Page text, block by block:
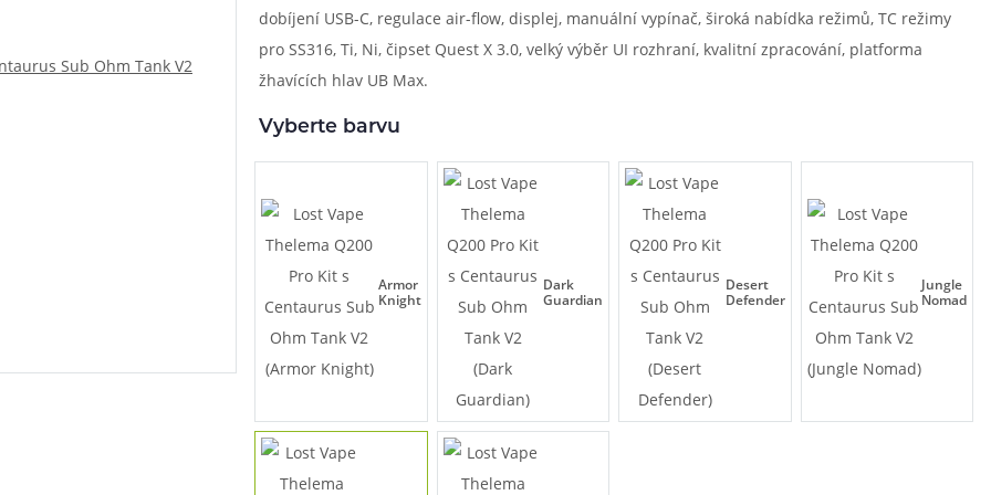
podle čeho se rozhodnout
než si myslíte
dobíjení USB-C, regulace air-flow, displej, manuální vypínač, široká nabídka režimů, TC režimy
pro SS316, Ti, Ni, čipset Quest X 3.0, velký výběr UI rozhraní, kvalitní zpracování, platforma
žhavících hlav UB Max.
Vyberte barvu
Armor
Knight
Dark
Guardian
Desert
Defender
Jungle
Nomad